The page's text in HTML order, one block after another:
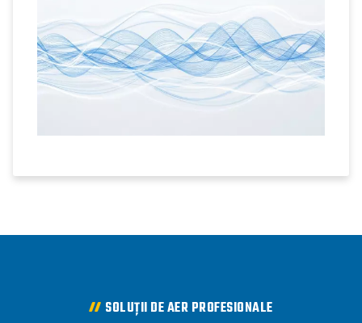
SOLUȚII DE AER PROFESIONALE